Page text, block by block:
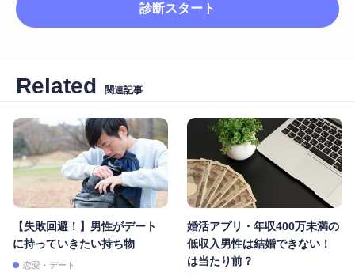
診断スタート
Related 関連記事
【失敗回避！】男性がデート
に持っていきたい持ち物
恋愛・デート
婚活アプリ・年収400万未満の
低収入男性は結婚できない！
は当たり前？